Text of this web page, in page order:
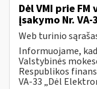
Dėl VMI prie
įsakymo Nr. VA-
Web turinio
Informuojame,
Valstybinės
Respublikos
VA-33 „Dėl